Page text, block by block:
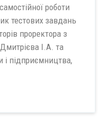
роботи
тестових завдань
проректора з
І.А. та
і підприємництва,